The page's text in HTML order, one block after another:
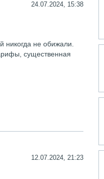
24.07.2024, 15:38
никогда не обижали.
существенная
12.07.2024, 21:23